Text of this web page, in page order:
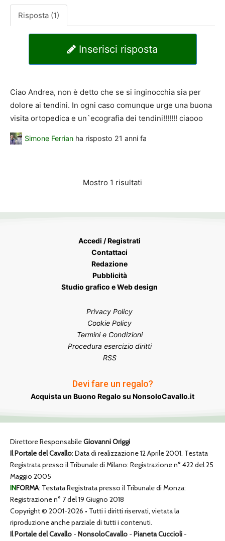
Risposta (1)
Inserisci risposta
Ciao Andrea, non è detto che se si inginocchia sia per
dolore ai tendini. In ogni caso comunque urge una buona
visita ortopedica e un`ecografia dei tendini!!!!!!! ciaooo
Simone Ferrian ha risposto 21 anni fa
Mostro 1 risultati
Accedi / Registrati
Contattaci
Redazione
Pubblicità
Studio grafico e Web design
Privacy Policy
Cookie Policy
Termini e Condizioni
Procedura esercizio diritti
RSS
Devi fare un regalo?
Acquista un Buono Regalo su NonsoloCavallo.it
Direttore ResponsabileGiovanni Origgi
Il Portale del Cavallo: Data di realizzazione 12 Aprile 2001. Testata
Registrata presso il Tribunale di Milano: Registrazione n° 422 del 25
Maggio 2005
INFORMA: Testata Registrata presso il Tribunale di Monza:
Registrazione n° 7 del 19 Giugno 2018
Copyright © 2001-2026 • Tutti i diritti riservati, vietata la
riproduzione anche parziale di tutti i contenuti.
Il Portale del Cavallo - NonsoloCavallo - Pianeta Cuccioli -